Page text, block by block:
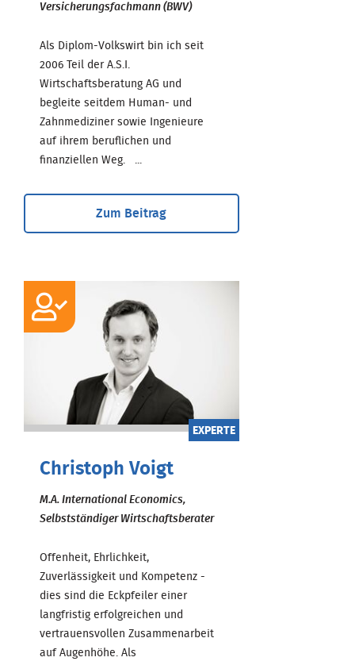
Versicherungsfachmann (BWV)
Als Diplom-Volkswirt bin ich seit
2006 Teil der A.S.I.
Wirtschaftsberatung AG und
begleite seitdem Human- und
Zahnmediziner sowie Ingenieure
auf ihrem beruflichen und
finanziellen Weg. ...
Zum Beitrag
EXPERTE
Christoph Voigt
M.A. International Economics,
Selbstständiger Wirtschaftsberater
Offenheit, Ehrlichkeit,
Zuverlässigkeit und Kompetenz -
dies sind die Eckpfeiler einer
langfristig erfolgreichen und
vertrauensvollen Zusammenarbeit
auf Augenhöhe. Als